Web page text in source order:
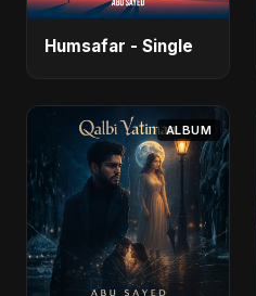
Humsafar - Single
ALBUM